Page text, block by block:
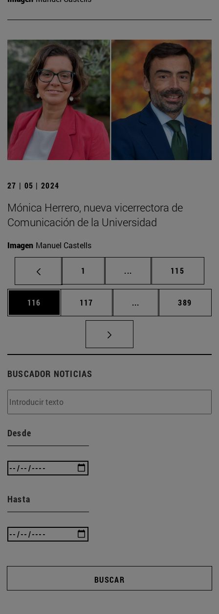
27 | 05 | 2024
Mónica Herrero, nueva vicerrectora de
Comunicación de la Universidad
Imagen Manuel Castells
Página
1 ... Páginas intermedias
Página
115
Página
116 Página
117 ... Páginas intermedias
Página
389
BUSCADOR NOTICIAS
Desde
Hasta
BUSCAR